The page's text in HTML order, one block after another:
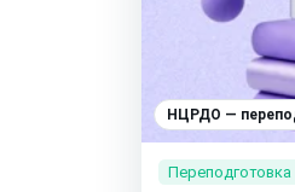
НЦРДО —
Переподготовка